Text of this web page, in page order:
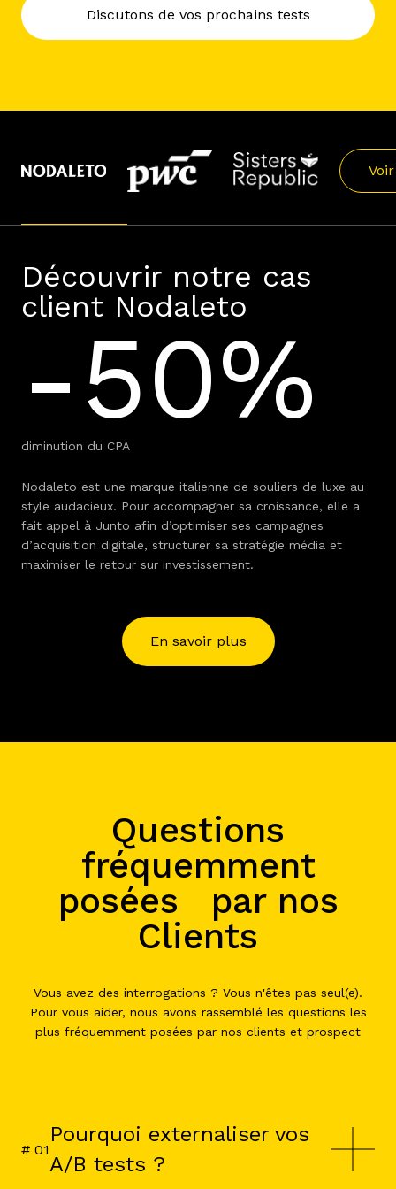
Discutons de vos prochains tests
Découvrir notre cas
client Nodaleto
-50%
diminution du CPA
Nodaleto est une marque italienne de souliers de luxe au
style audacieux. Pour accompagner sa croissance, elle a
fait appel à Junto afin d’optimiser ses campagnes
d’acquisition digitale, structurer sa stratégie média et
maximiser le retour sur investissement.
En savoir plus
Questions
fréquemment
posées par nos
Clients
Vous avez des interrogations ? Vous n'êtes pas seul(e).
Pour vous aider, nous avons rassemblé les questions les
plus fréquemment posées par nos clients et prospect
# 01
Pourquoi externaliser vos
A/B tests ?